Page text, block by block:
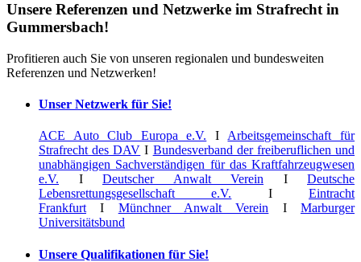
Unsere Referenzen und Netzwerke im Strafrecht in
Gummersbach!
Profitieren auch Sie von unseren regionalen und bundesweiten
Referenzen und Netzwerken!
Unser Netzwerk für Sie!
ACE Auto Club Europa e.V. I Arbeitsgemeinschaft für
Strafrecht des DAV I Bundesverband der freiberuflichen und
unabhängigen Sachverständigen für das Kraftfahrzeugwesen
e.V. I Deutscher Anwalt Verein I Deutsche
Lebensrettungsgesellschaft e.V. IEintracht
Frankfurt I Münchner Anwalt Verein IMarburger
Universitätsbund
Unsere Qualifikationen für Sie!